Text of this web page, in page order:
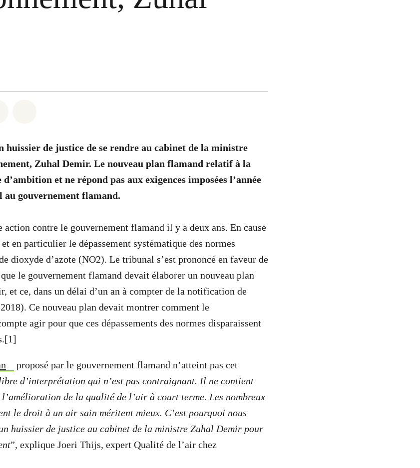
huissier de justice de se rendre au cabinet de la ministre
Zuhal Demir. Le nouveau plan flamand relatif à la
et ne répond pas aux exigences imposées l’année
gouvernement flamand.
action contre le gouvernement flamand il y a deux ans. En cause
en particulier le dépassement systématique des normes
dioxyde d’azote (NO2). Le tribunal s’est prononcé en faveur de
le gouvernement flamand devait élaborer un nouveau plan
et ce, dans un délai d’un an à compter de la notification de
Ce nouveau plan devait montrer comment le
agir pour que ces dépassements des normes disparaissent
proposé par le gouvernement flamand n’atteint pas cet
d’interprétation qui n’est pas contraignant. Il ne contient
de la qualité de l’air à court terme. Les nombreux
le droit à un air sain méritent mieux. C’est pourquoi nous
huissier de justice au cabinet de la ministre Zuhal Demir pour
”, explique Joeri Thijs, expert Qualité de l’air chez